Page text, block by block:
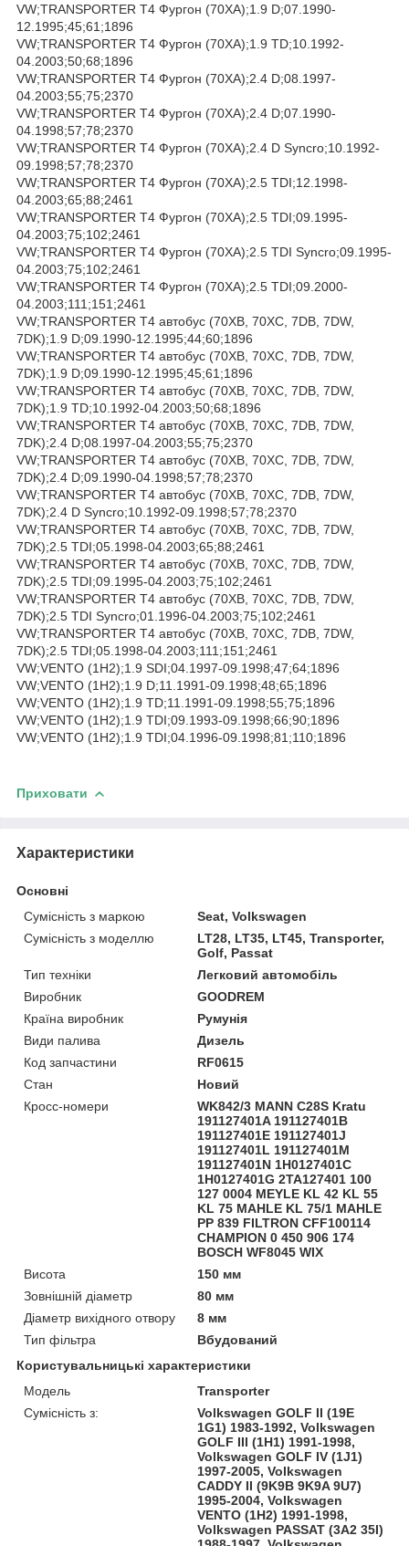
VW;TRANSPORTER T4 Фургон (70XA);1.9 D;07.1990-
12.1995;45;61;1896
VW;TRANSPORTER T4 Фургон (70XA);1.9 TD;10.1992-
04.2003;50;68;1896
VW;TRANSPORTER T4 Фургон (70XA);2.4 D;08.1997-
04.2003;55;75;2370
VW;TRANSPORTER T4 Фургон (70XA);2.4 D;07.1990-
04.1998;57;78;2370
VW;TRANSPORTER T4 Фургон (70XA);2.4 D Syncro;10.1992-
09.1998;57;78;2370
VW;TRANSPORTER T4 Фургон (70XA);2.5 TDI;12.1998-
04.2003;65;88;2461
VW;TRANSPORTER T4 Фургон (70XA);2.5 TDI;09.1995-
04.2003;75;102;2461
VW;TRANSPORTER T4 Фургон (70XA);2.5 TDI Syncro;09.1995-
04.2003;75;102;2461
VW;TRANSPORTER T4 Фургон (70XA);2.5 TDI;09.2000-
04.2003;111;151;2461
VW;TRANSPORTER T4 автобус (70XB, 70XC, 7DB, 7DW,
7DK);1.9 D;09.1990-12.1995;44;60;1896
VW;TRANSPORTER T4 автобус (70XB, 70XC, 7DB, 7DW,
7DK);1.9 D;09.1990-12.1995;45;61;1896
VW;TRANSPORTER T4 автобус (70XB, 70XC, 7DB, 7DW,
7DK);1.9 TD;10.1992-04.2003;50;68;1896
VW;TRANSPORTER T4 автобус (70XB, 70XC, 7DB, 7DW,
7DK);2.4 D;08.1997-04.2003;55;75;2370
VW;TRANSPORTER T4 автобус (70XB, 70XC, 7DB, 7DW,
7DK);2.4 D;09.1990-04.1998;57;78;2370
VW;TRANSPORTER T4 автобус (70XB, 70XC, 7DB, 7DW,
7DK);2.4 D Syncro;10.1992-09.1998;57;78;2370
VW;TRANSPORTER T4 автобус (70XB, 70XC, 7DB, 7DW,
7DK);2.5 TDI;05.1998-04.2003;65;88;2461
VW;TRANSPORTER T4 автобус (70XB, 70XC, 7DB, 7DW,
7DK);2.5 TDI;09.1995-04.2003;75;102;2461
VW;TRANSPORTER T4 автобус (70XB, 70XC, 7DB, 7DW,
7DK);2.5 TDI Syncro;01.1996-04.2003;75;102;2461
VW;TRANSPORTER T4 автобус (70XB, 70XC, 7DB, 7DW,
7DK);2.5 TDI;05.1998-04.2003;111;151;2461
VW;VENTO (1H2);1.9 SDI;04.1997-09.1998;47;64;1896
VW;VENTO (1H2);1.9 D;11.1991-09.1998;48;65;1896
VW;VENTO (1H2);1.9 TD;11.1991-09.1998;55;75;1896
VW;VENTO (1H2);1.9 TDI;09.1993-09.1998;66;90;1896
VW;VENTO (1H2);1.9 TDI;04.1996-09.1998;81;110;1896
Приховати
Характеристики
Основні
Сумісність з маркою
Seat, Volkswagen
Сумісність з моделлю
LT28, LT35, LT45, Transporter,
Golf, Passat
Тип техніки
Легковий автомобіль
Виробник
GOODREM
Країна виробник
Румунія
Види палива
Дизель
Код запчастини
RF0615
Стан
Новий
Кросс-номери
WK842/3 MANN C28S Kratu
191127401A 191127401B
191127401E 191127401J
191127401L 191127401M
191127401N 1H0127401C
1H0127401G 2TA127401 100
127 0004 MEYLE KL 42 KL 55
KL 75 MAHLE KL 75/1 MAHLE
PP 839 FILTRON CFF100114
CHAMPION 0 450 906 174
BOSCH WF8045 WIX
Висота
150 мм
Зовнішній діаметр
80 мм
Діаметр вихідного отвору
8 мм
Тип фільтра
Вбудований
Користувальницькі характеристики
Модель
Transporter
Сумісність з:
Volkswagen GOLF II (19E
1G1) 1983-1992, Volkswagen
GOLF III (1H1) 1991-1998,
Volkswagen GOLF IV (1J1)
1997-2005, Volkswagen
CADDY II (9K9B 9K9A 9U7)
1995-2004, Volkswagen
VENTO (1H2) 1991-1998,
Volkswagen PASSAT (3A2 35I)